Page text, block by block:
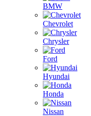
BMW
Chevrolet
Chrysler
Ford
Hyundai
Honda
Nissan